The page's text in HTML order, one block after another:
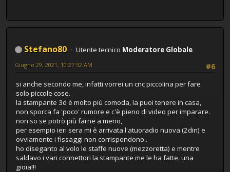
Stefano80 Utente tecnico Moderatore Globale
#6
Giugno 29, 2021, 10:27:52 AM
si anche secondo me, infatti vorrei un cnc piccolina per fare
solo piccole cose.
la stampante 3d è molto più comoda, la puoi tenere in casa,
non sporca fa 'poco' rumore e c'è pieno di video per imparare.
non so se potrò più farne a meno,
per esempio ieri sera mi è arrivata l'atuoradio nuova (2din) e
ovviamente i fissaggi non corrispondono..
ho diseganto al volo le staffe nuove (mezzoretta) e mentre
saldavo i vari connettori la stampante me le ha fatte. una
gioia!!!